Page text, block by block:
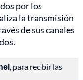
por los
la transmisión
de sus canales
, para recibir las